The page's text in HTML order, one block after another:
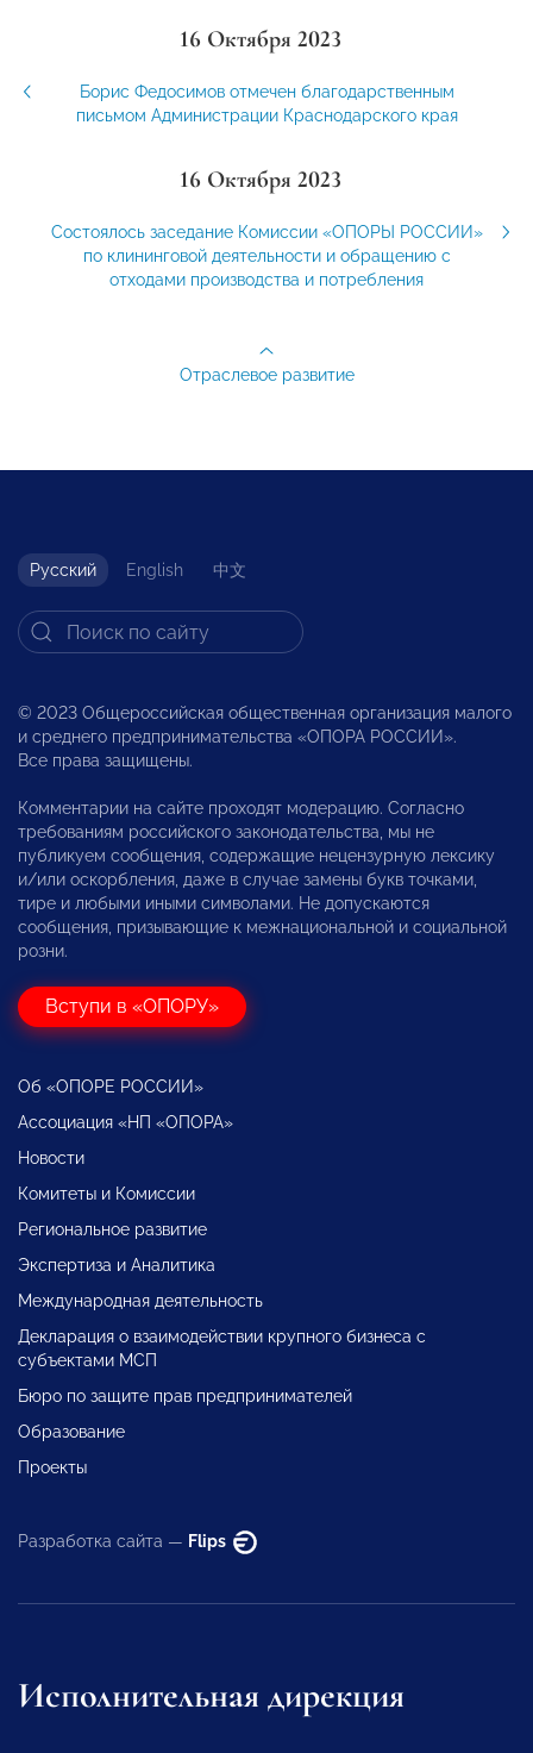
16 Октября 2023
Борис Федосимов отмечен благодарственным
письмом Администрации Краснодарского края
16 Октября 2023
Состоялось заседание Комиссии «ОПОРЫ РОССИИ»
по клининговой деятельности и обращению с
отходами производства и потребления
Отраслевое развитие
Русский English 中文
© 2023 Общероссийская общественная организация малого
и среднего предпринимательства «ОПОРА РОССИИ».
Все права защищены.
Комментарии на сайте проходят модерацию. Согласно
требованиям российского законодательства, мы не
публикуем сообщения, содержащие нецензурную лексику
и/или оскорбления, даже в случае замены букв точками,
тире и любыми иными символами. Не допускаются
сообщения, призывающие к межнациональной и социальной
розни.
Вступи в «ОПОРУ»
Об «ОПОРЕ РОССИИ»
Ассоциация «НП «ОПОРА»
Новости
Комитеты и Комиссии
Региональное развитие
Экспертиза и Аналитика
Международная деятельность
Декларация о взаимодействии крупного бизнеса с
субъектами МСП
Бюро по защите прав предпринимателей
Образование
Проекты
Разработка сайта — Flips
Исполнительная дирекция